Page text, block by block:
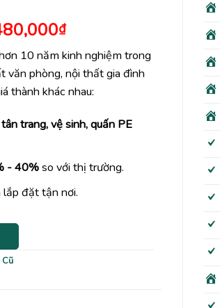
₫Giá
hiện
tại
là:
6,480,000₫.
10 năm kinh nghiệm trong
văn phòng, nội thất gia đình
thành khác nhau:
tân trang, vệ sinh, quấn PE
- 40%so với thị trường.
lắp đặt tận nơi.
Cũ